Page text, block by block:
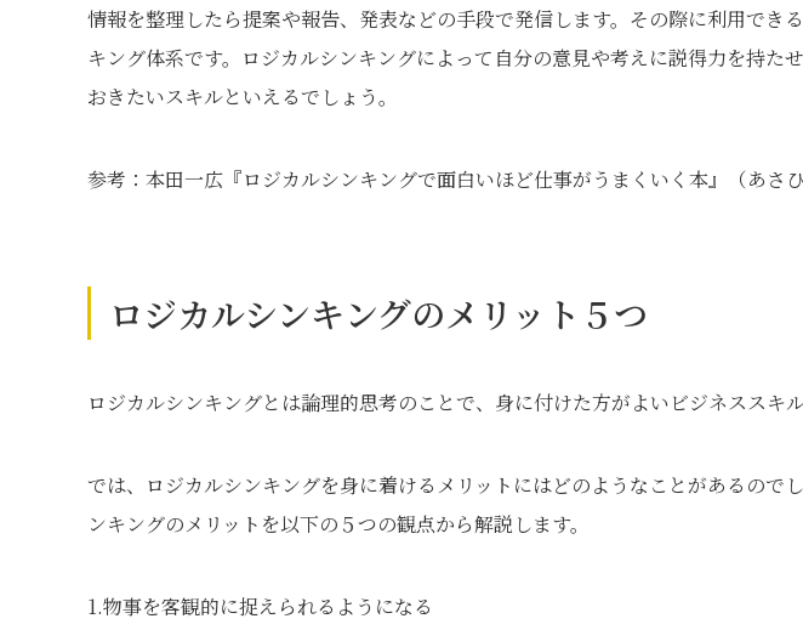
情報を整理したら提案や報告、発表などの手段で発信します。その際に利用でき
キング体系です。ロジカルシンキングによって自分の意見や考えに説得力を持た
おきたいスキルといえるでしょう。
参考：本田一広『ロジカルシンキングで面白いほど仕事がうまくいく本』（あさひ
ロジカルシンキングのメリット５つ
ロジカルシンキングとは論理的思考のことで、身に付けた方がよいビジネススキ
では、ロジカルシンキングを身に着けるメリットにはどのようなことがあるので
ンキングのメリットを以下の５つの観点から解説します。
1.物事を客観的に捉えられるようになる